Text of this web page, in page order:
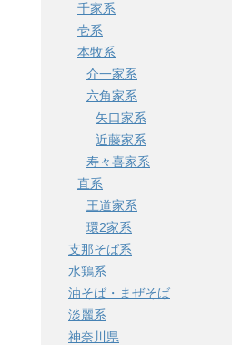
千家系
壱系
本牧系
介一家系
六角家系
矢口家系
近藤家系
寿々喜家系
直系
王道家系
環2家系
支那そば系
水鶏系
油そば・まぜそば
淡麗系
神奈川県